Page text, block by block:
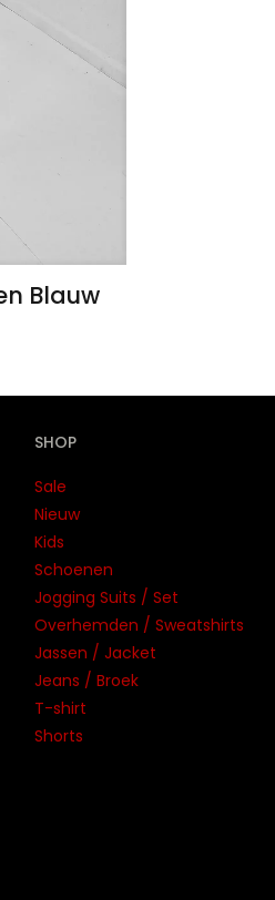
Blauw
SHOP
Sale
Nieuw
Kids
Schoenen
Jogging Suits / Set
Overhemden / Sweatshirts
Jassen / Jacket
Jeans / Broek
T-shirt
Shorts